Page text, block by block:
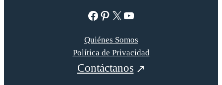
Facebook Pinterest X YouTube
Quiénes Somos
Política de Privacidad
Contáctanos